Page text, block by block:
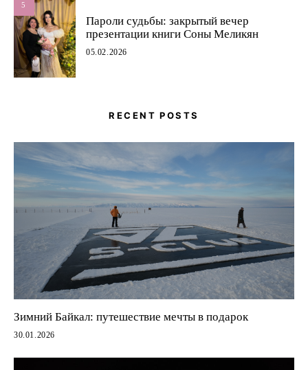
5
Пароли судьбы: закрытый вечер
презентации книги Соны Меликян
05.02.2026
RECENT POSTS
Зимний Байкал: путешествие мечты в подарок
30.01.2026